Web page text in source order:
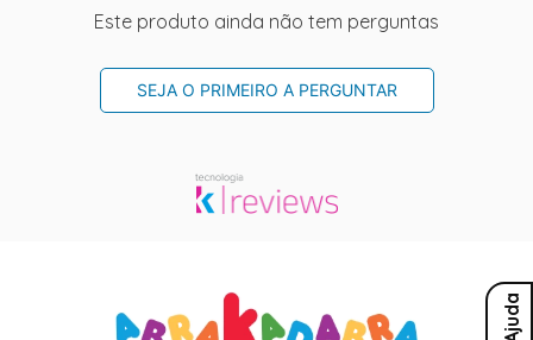
Este produto ainda não tem perguntas
SEJA O PRIMEIRO A PERGUNTAR
Ajuda